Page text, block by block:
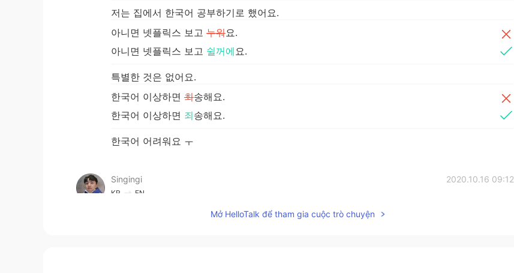
저는 집에서 한국어 공부하기로 했어요.
아니면 넷플릭스 보고 누워요.
아니면 넷플릭스 보고 쉴꺼에요.
특별한 것은 없어요.
한국어 이상하면 최송해요.
한국어 이상하면 죄송해요.
한국어 어려워요 ㅜ
Singingi 2020.10.16 09:12
KR EN
죄송하다고 말씀하지 않으셔도 돼요!! 전혀 죄송할 일이 아니에요. 그리고 되게 잘 작성하셨어
Mở HelloTalk để tham gia cuộc trò chuyện